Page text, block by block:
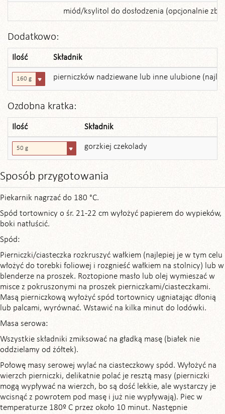
miód/ksylitol do dosłodzenia (opcjonalnie
Dodatkowo:
Ilość Składnik
160 g pierniczków nadziewane lub inne ulubione
Ozdobna kratka:
Ilość Składnik
50 g gorzkiej czekolady
Sposób przygotowania
Piekarnik nagrzać do 180 °C.
Spód tortownicy o śr. 21-22 cm wyłożyć papierem do wypieków,
boki natłuścić.
Spód:
Pierniczki/ciasteczka rozkruszyć wałkiem (najlepiej je w tym celu
włożyć do torebki foliowej i rozgnieść wałkiem na stolnicy) lub w
blenderze na proszek. Roztopione masło lub olej wymieszać w
misce z pokruszonymi na proszek pierniczkami/ciasteczkami.
Masą pierniczkową wyłożyć spód tortownicy ugniatając dłonią
lub palcami, wyrównać. Wstawić na kilka minut do lodówki.
Masa serowa:
Wszystkie składniki zmiksować na gładką masę (białek nie
oddzielamy od żółtek).
Połowę masy serowej wylać na ciasteczkowy spód. Wyłożyć na
wierzch pierniczki, delikatnie polać je resztą masy (pierniczki
mogą wypływać na wierzch, bo są dość lekkie, ale wystarczy je
wcisnąć z powrotem pod masę i już nie wypływają). Piec w
temperaturze 180º C przez około 10 minut. Następnie